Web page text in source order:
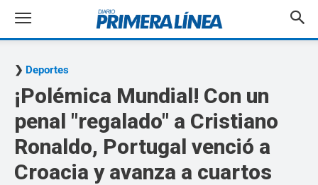
Deportes
¡Polémica Mundial! Con un
penal "regalado" a Cristiano
Ronaldo, Portugal venció a
Croacia y avanza a cuartos